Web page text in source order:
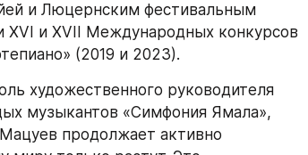
и Люцернским фестивальным
и XVII Международных конкурсов
(2019 и 2023).
художественного руководителя
музыкантов «Симфония Ямала»,
продолжает активно